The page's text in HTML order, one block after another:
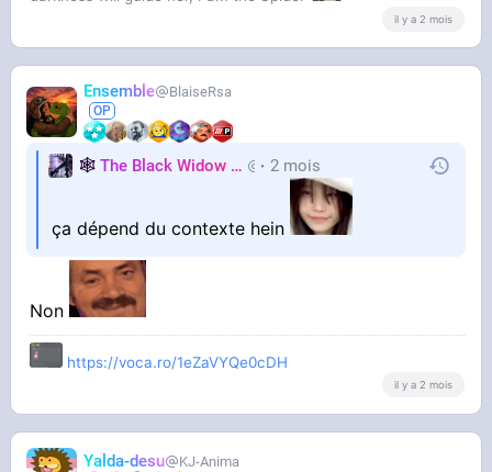
il y a 2 mois
Ensemble BlaiseRsa
🕸️ The Black Widow 🕷️ Nastasya
2 mois
ça dépend du contexte hein
Non
https://voca.ro/1eZaVYQe0cDH
il y a 2 mois
Yalda-desu KJ-Anima